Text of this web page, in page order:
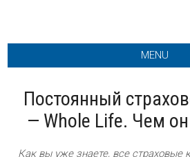
MENU
Постоянный
— Whole Life. Чем он
Как вы уже знаете, все страховые